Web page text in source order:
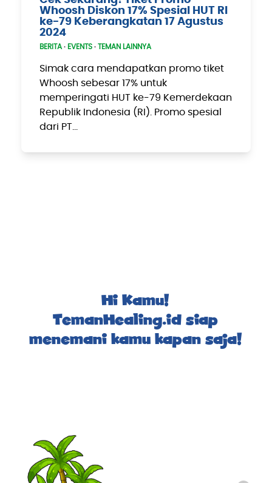
Whoosh Diskon 17% Spesial HUT RI
ke-79 Keberangkatan 17 Agustus
2024
BERITA· EVENTS· TEMAN LAINNYA
Simak cara mendapatkan promo tiket
Whoosh sebesar 17% untuk
memperingati HUT ke-79 Kemerdekaan
Republik Indonesia (RI). Promo spesial
dari PT…
Hi Kamu!
TemanHealing.id siap
menemani kamu kapan saja!